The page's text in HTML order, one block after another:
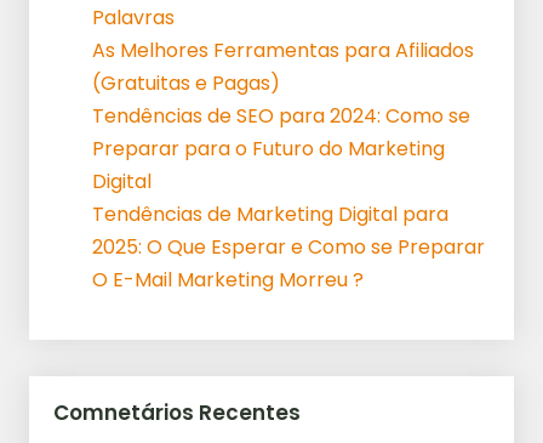
Palavras
As Melhores Ferramentas para Afiliados
(Gratuitas e Pagas)
Tendências de SEO para 2024: Como se
Preparar para o Futuro do Marketing
Digital
Tendências de Marketing Digital para
2025: O Que Esperar e Como se Preparar
O E-Mail Marketing Morreu ?
Comnetários Recentes